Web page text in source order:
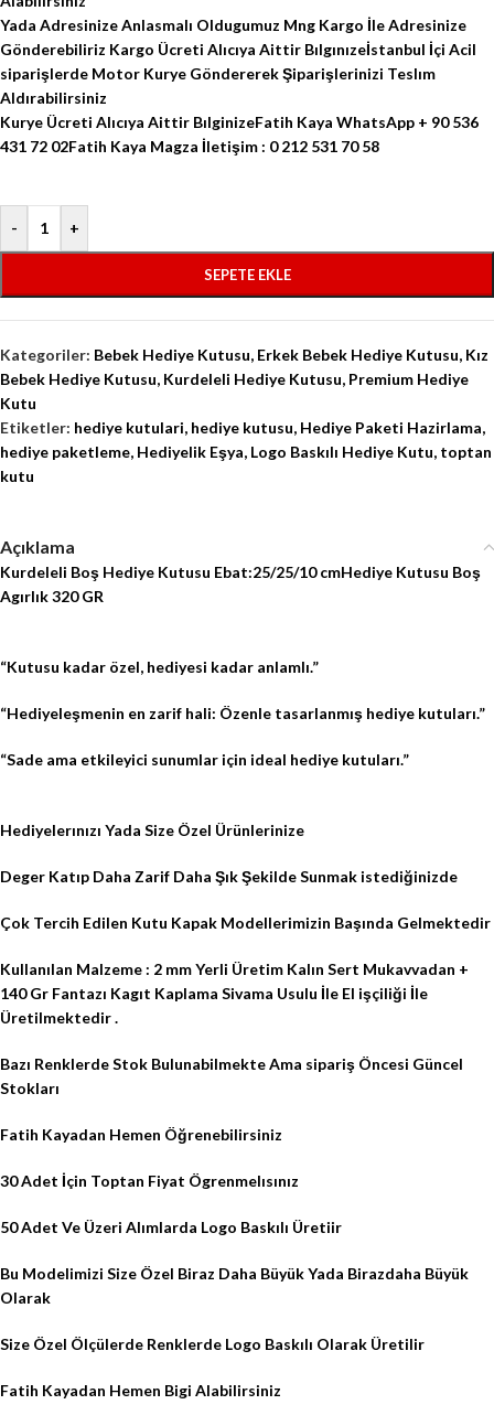
Yada Adresinize Anlasmalı Oldugumuz Mng Kargo İle Adresinize
Gönderebiliriz Kargo Ücreti Alıcıya Aittir Bılgınızeİstanbul İçi Acil
siparişlerde Motor Kurye Göndererek Şiparişlerinizi Teslım
Aldırabilirsiniz
Kurye Ücreti Alıcıya Aittir BılginizeFatih Kaya WhatsApp + 90 536
431 72 02Fatih Kaya Magza İletişim : 0 212 531 70 58
- +
SEPETE EKLE
Kategoriler: Bebek Hediye Kutusu, Erkek Bebek Hediye Kutusu, Kız
Bebek Hediye Kutusu, Kurdeleli Hediye Kutusu, Premium Hediye
Kutu
Etiketler: hediye kutulari, hediye kutusu, Hediye Paketi Hazirlama,
hediye paketleme, Hediyelik Eşya, Logo Baskılı Hediye Kutu, toptan
kutu
Açıklama
Kurdeleli Boş Hediye Kutusu Ebat:25/25/10 cmHediye Kutusu Boş
Agırlık 320 GR
“Kutusu kadar özel, hediyesi kadar anlamlı.”
“Hediyeleşmenin en zarif hali: Özenle tasarlanmış hediye kutuları.”
“Sade ama etkileyici sunumlar için ideal hediye kutuları.”
Hediyelerınızı Yada Size Özel Ürünlerinize
Deger Katıp Daha Zarif Daha Şık Şekilde Sunmak istediğinizde
Çok Tercih Edilen Kutu Kapak Modellerimizin Başında Gelmektedir
Kullanılan Malzeme : 2 mm Yerli Üretim Kalın Sert Mukavvadan +
140 Gr Fantazı Kagıt Kaplama Sivama Usulu İle El işçiliği İle
Üretilmektedir .
Bazı Renklerde Stok Bulunabilmekte Ama sipariş Öncesi Güncel
Stokları
Fatih Kayadan Hemen Öğrenebilirsiniz
30 Adet İçin Toptan Fiyat Ögrenmelısınız
50 Adet Ve Üzeri Alımlarda Logo Baskılı Üretiir
Bu Modelimizi Size Özel Biraz Daha Büyük Yada Birazdaha Büyük
Olarak
Size Özel Ölçülerde Renklerde Logo Baskılı Olarak Üretilir
Fatih Kayadan Hemen Bigi Alabilirsiniz